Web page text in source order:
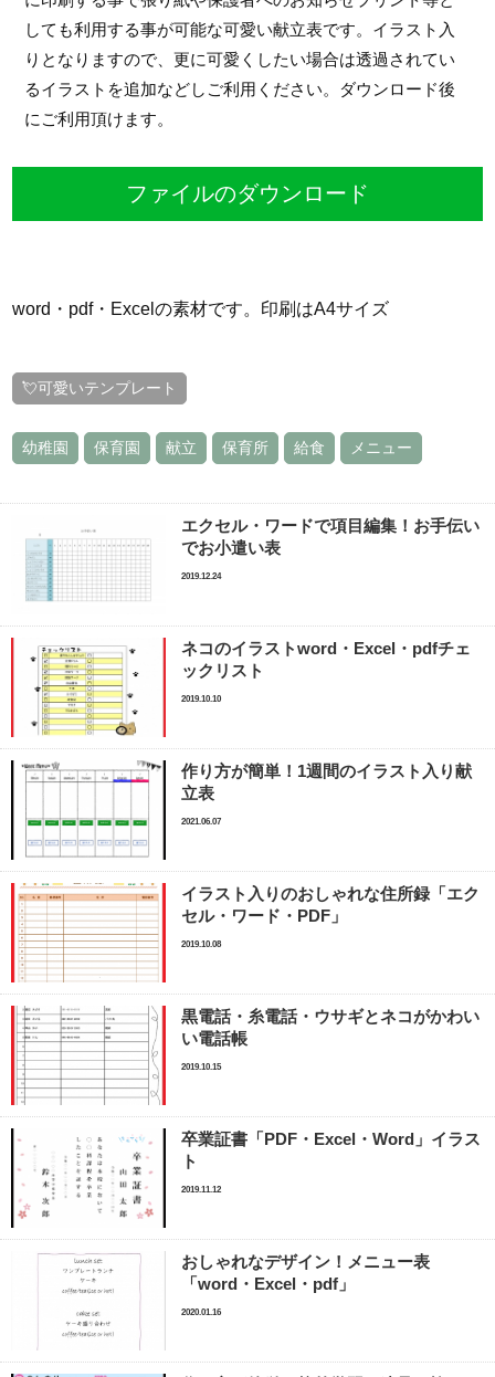
しても利用する事が可能な可愛い献立表です。イラスト入
りとなりますので、更に可愛くしたい場合は透過されてい
るイラストを追加などしご利用ください。ダウンロード後
にご利用頂けます。
ファイルのダウンロード
word・pdf・Excelの素材です。印刷はA4サイズ
💘可愛いテンプレート
幼稚園 保育園 献立 保育所 給食 メニュー
エクセル・ワードで項目編集！お手伝い
でお小遣い表
2019.12.24
ネコのイラストword・Excel・pdfチェ
ックリスト
2019.10.10
作り方が簡単！1週間のイラスト入り献
立表
2021.06.07
イラスト入りのおしゃれな住所録「エク
セル・ワード・PDF」
2019.10.08
黒電話・糸電話・ウサギとネコがかわい
い電話帳
2019.10.15
卒業証書「PDF・Excel・Word」イラス
ト
2019.11.12
おしゃれなデザイン！メニュー表
「word・Excel・pdf」
2020.01.16